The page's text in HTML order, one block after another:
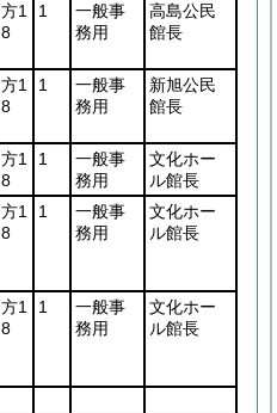
方1
8
1
一般事
務用
高島公民
館長
方1
8
1
一般事
務用
新旭公民
館長
方1
8
1
一般事
務用
文化ホー
ル館長
方1
8
1
一般事
務用
文化ホー
ル館長
方1
8
1
一般事
務用
文化ホー
ル館長